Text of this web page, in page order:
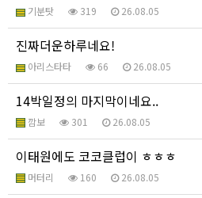
기분탓 319 26.08.05
진짜더운하루네요!
아리스타타 66 26.08.05
14박일정의 마지막이네요..
깜보 301 26.08.05
이태원에도 코코클럽이 ㅎㅎㅎ
머터리 160 26.08.05